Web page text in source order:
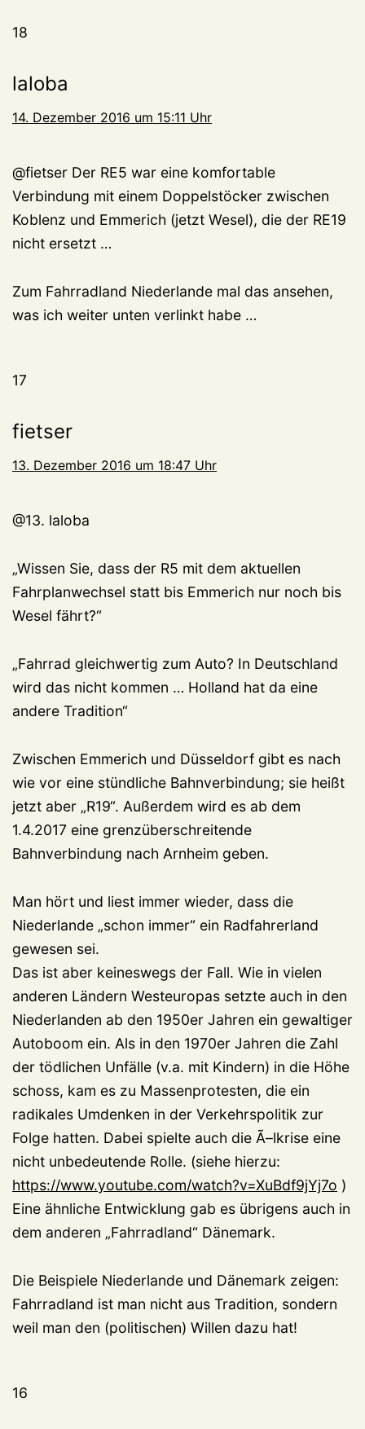
18
laloba
14. Dezember 2016 um 15:11 Uhr
@fietser Der RE5 war eine komfortable
Verbindung mit einem Doppelstöcker zwischen
Koblenz und Emmerich (jetzt Wesel), die der RE19
nicht ersetzt …
Zum Fahrradland Niederlande mal das ansehen,
was ich weiter unten verlinkt habe …
17
fietser
13. Dezember 2016 um 18:47 Uhr
@13. laloba
„Wissen Sie, dass der R5 mit dem aktuellen
Fahrplanwechsel statt bis Emmerich nur noch bis
Wesel fährt?“
„Fahrrad gleichwertig zum Auto? In Deutschland
wird das nicht kommen … Holland hat da eine
andere Tradition“
Zwischen Emmerich und Düsseldorf gibt es nach
wie vor eine stündliche Bahnverbindung; sie heißt
jetzt aber „R19“. Außerdem wird es ab dem
1.4.2017 eine grenzüberschreitende
Bahnverbindung nach Arnheim geben.
Man hört und liest immer wieder, dass die
Niederlande „schon immer“ ein Radfahrerland
gewesen sei.
Das ist aber keineswegs der Fall. Wie in vielen
anderen Ländern Westeuropas setzte auch in den
Niederlanden ab den 1950er Jahren ein gewaltiger
Autoboom ein. Als in den 1970er Jahren die Zahl
der tödlichen Unfälle (v.a. mit Kindern) in die Höhe
schoss, kam es zu Massenprotesten, die ein
radikales Umdenken in der Verkehrspolitik zur
Folge hatten. Dabei spielte auch die Ã–lkrise eine
nicht unbedeutende Rolle. (siehe hierzu:
https://www.youtube.com/watch?v=XuBdf9jYj7o )
Eine ähnliche Entwicklung gab es übrigens auch in
dem anderen „Fahrradland“ Dänemark.
Die Beispiele Niederlande und Dänemark zeigen:
Fahrradland ist man nicht aus Tradition, sondern
weil man den (politischen) Willen dazu hat!
16